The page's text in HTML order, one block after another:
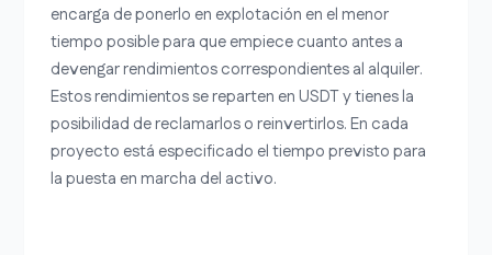
encarga de ponerlo en explotación en el menor
tiempo posible para que empiece cuanto antes a
devengar rendimientos correspondientes al alquiler.
Estos rendimientos se reparten en USDT y tienes la
posibilidad de reclamarlos o reinvertirlos. En cada
proyecto está especificado el tiempo previsto para
la puesta en marcha del activo.